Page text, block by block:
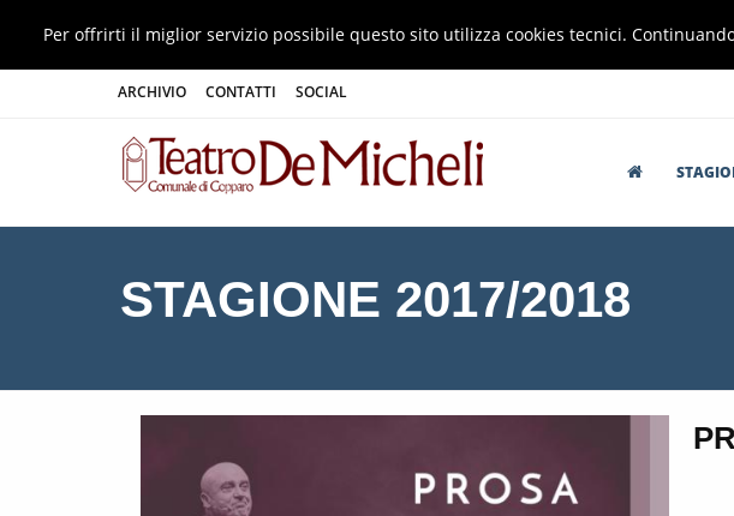
Per offrirti il miglior servizio possibile questo sito utilizza cookies tecnici.
ARCHIVIO CONTATTI SOCIAL
STAGIONE 2017/2018